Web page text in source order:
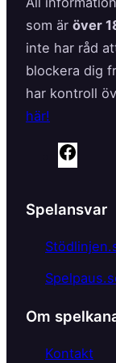
som är över
inte har råd
blockera dig
har kontroll
här!
e
b
o
k
Spelansvar
Om
Kontakt